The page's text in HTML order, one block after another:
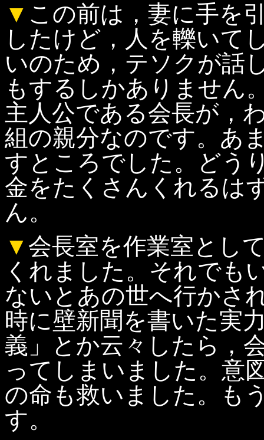
▼ この前は，妻に手を
したけど，人を轢いて
いのため，テソクが話
もするしかありません
主人公である会長が，
組の親分なのです。あ
すところでした。どう
金をたくさんくれるは
ん。
▼ 会長室を作業室とし
くれました。それでも
ないとあの世へ行かさ
時に壁新聞を書いた実
義」とか云々したら，
ってしまいました。意
の命も救いました。も
す。